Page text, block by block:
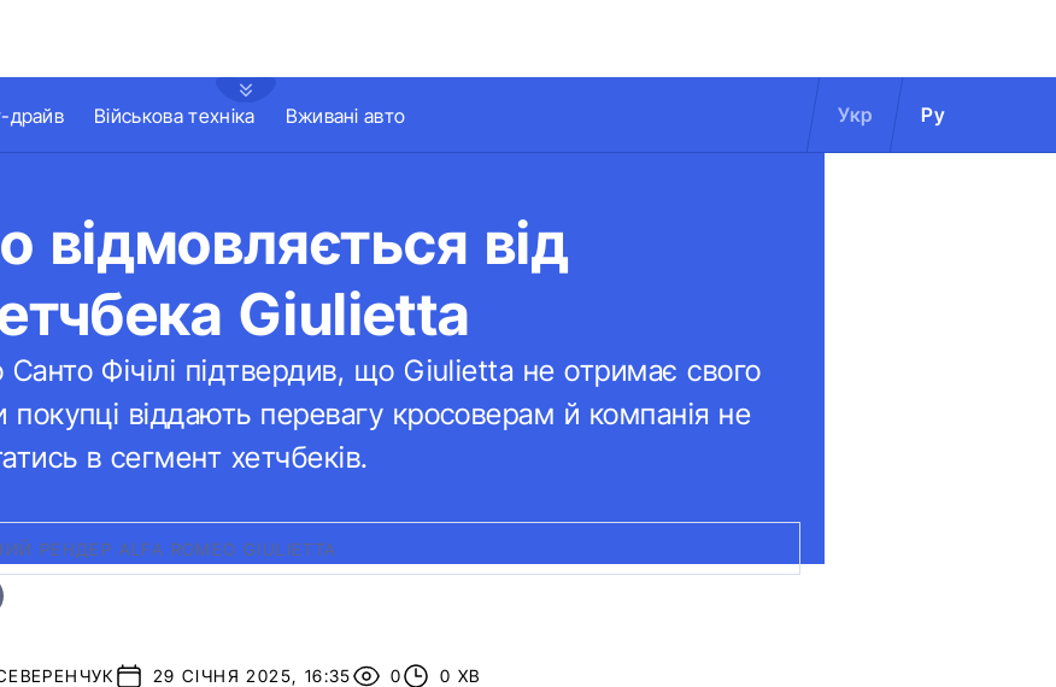
драйв Військова техніка Вживані авто Укр Ру
відмовляється від
Giulietta
Фічілі підтвердив, що Giulietta не отримає свого
покупці віддають перевагу кросоверам й компанія не
в сегмент хетчбеків.
РЕНДЕР ALFA ROMEO GIULIETTA
29 СІЧНЯ 2025, 16:35 0 0 ХВ